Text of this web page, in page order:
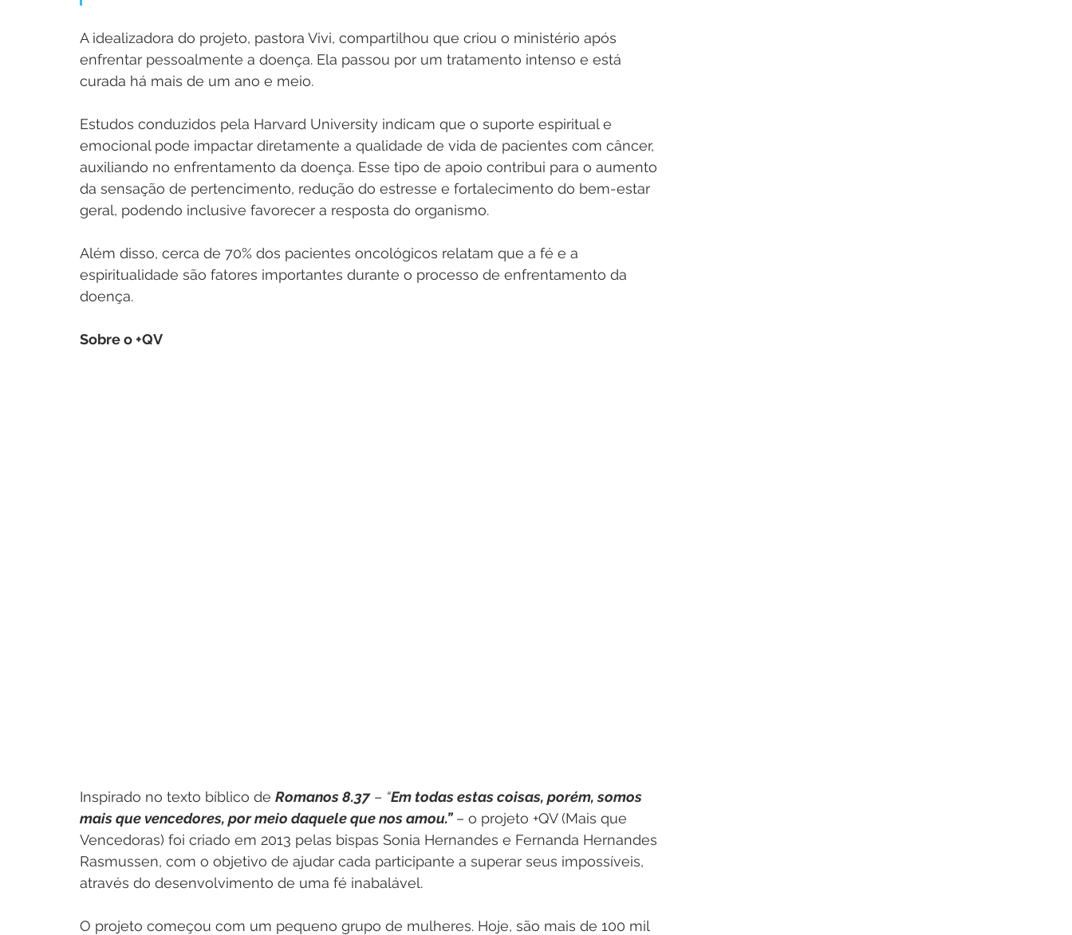
A idealizadora do projeto, pastora Vivi, compartilhou que criou o ministério após
enfrentar pessoalmente a doença. Ela passou por um tratamento intenso e está
curada há mais de um ano e meio.
Estudos conduzidos pela Harvard University indicam que o suporte espiritual e
emocional pode impactar diretamente a qualidade de vida de pacientes com câncer,
auxiliando no enfrentamento da doença. Esse tipo de apoio contribui para o aumento
da sensação de pertencimento, redução do estresse e fortalecimento do bem-estar
geral, podendo inclusive favorecer a resposta do organismo.
Além disso, cerca de 70% dos pacientes oncológicos relatam que a fé e a
espiritualidade são fatores importantes durante o processo de enfrentamento da
doença.
Sobre o +QV
Inspirado no texto bíblico de Romanos 8.37 – “Em todas estas coisas, porém, somos
mais que vencedores, por meio daquele que nos amou.” – o projeto +QV (Mais que
Vencedoras) foi criado em 2013 pelas bispas Sonia Hernandes e Fernanda Hernandes
Rasmussen, com o objetivo de ajudar cada participante a superar seus impossíveis,
através do desenvolvimento de uma fé inabalável.
O projeto começou com um pequeno grupo de mulheres. Hoje, são mais de 100 mil